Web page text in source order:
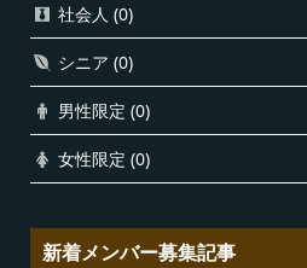
社会人 (0)
シニア (0)
男性限定 (0)
女性限定 (0)
新着メンバー募集記事